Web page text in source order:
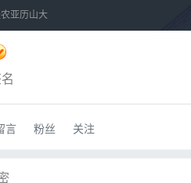
亚历山大
言 粉丝 关注